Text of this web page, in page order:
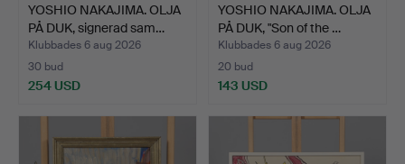
YOSHIO NAKAJIMA. OLJA
PÅ DUK, signerad sam…
Klubbades 6 aug 2026
30 bud
254 USD
YOSHIO NAKAJIMA. OLJA
PÅ DUK, "Son of the …
Klubbades 6 aug 2026
20 bud
143 USD